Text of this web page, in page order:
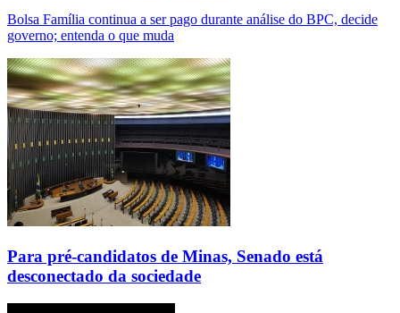
Bolsa Família continua a ser pago durante análise do BPC, decide
governo; entenda o que muda
Para pré-candidatos de Minas, Senado está
desconectado da sociedade